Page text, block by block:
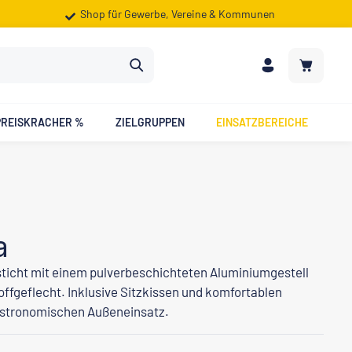
Shop für Gewerbe, Vereine & Kommunen
% ZIELGRUPPEN EINSATZBEREICHE
mit einem pulverbeschichteten Aluminiumgestell
Inklusive Sitzkissen und komfortablen
Außeneinsatz.